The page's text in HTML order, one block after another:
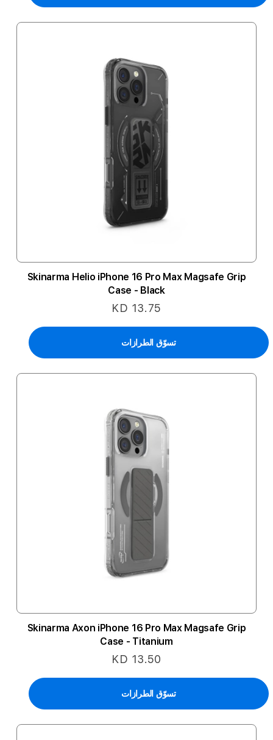
Skinarma Helio iPhone 16 Pro Max Magsafe Grip
Case - Black
KD 13.75
تسوّق الطرازات
Skinarma Axon iPhone 16 Pro Max Magsafe Grip
Case - Titanium
KD 13.50
تسوّق الطرازات